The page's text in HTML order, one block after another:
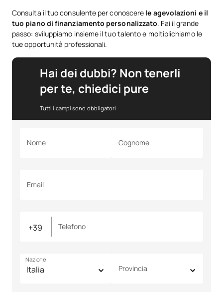
Consulta il tuo consulente per conoscere le agevolazioni e il
tuo piano di finanziamento personalizzato. Fai il grande
passo: sviluppiamo insieme il tuo talento e moltiplichiamo le
tue opportunità professionali.
Hai dei dubbi? Non tenerli
per te, chiedici pure
Tutti i campi sono obbligatori
Nome Cognome
Email
Telefono
Nazione
Provincia